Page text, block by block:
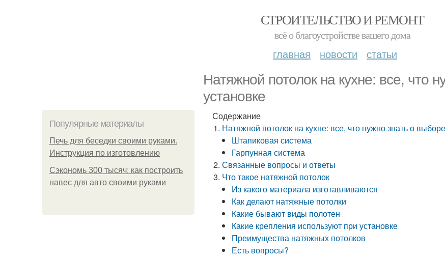
СТРОИТЕЛЬСТВО И РЕМОНТ
всё о благоустройстве вашего дома
главная новости статьи
Натяжной потолок на кухне: все, что
установке
Популярные материалы
Печь для беседки своими руками.
Инструкция по изготовлению
Сэкономь 300 тысяч: как построить
навес для авто своими руками
Содержание
Натяжной потолок на кухне: все, что нужно знать о
Штапиковая система
Гарпунная система
Связанные вопросы и ответы
Что такое натяжной потолок
Из какого материала изготавливаются
Как делают натяжные потолки
Какие бывают виды полотен
Какие крепления используют при установке
Преимущества натяжных потолков
Есть вопросы?